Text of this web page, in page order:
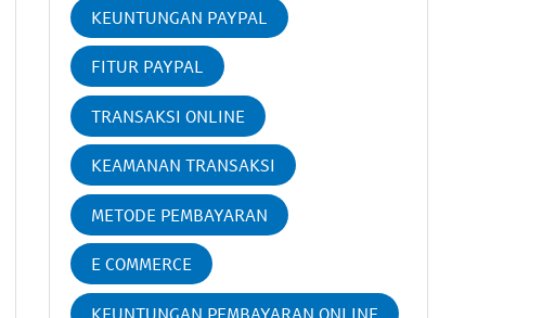
KEUNTUNGAN PAYPAL
FITUR PAYPAL
TRANSAKSI ONLINE
KEAMANAN TRANSAKSI
METODE PEMBAYARAN
E COMMERCE
KEUNTUNGAN PEMBAYARAN ONLINE